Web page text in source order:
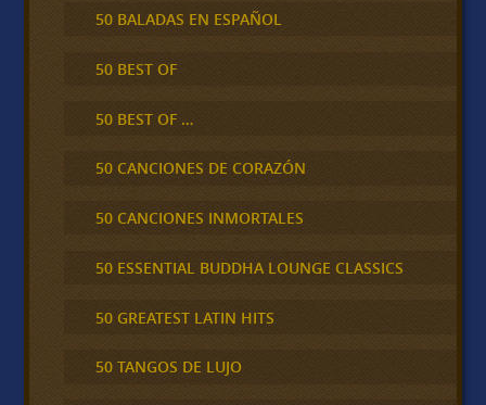
50 BALADAS EN ESPAÑOL
50 BEST OF
50 BEST OF …
50 CANCIONES DE CORAZÓN
50 CANCIONES INMORTALES
50 ESSENTIAL BUDDHA LOUNGE CLASSICS
50 GREATEST LATIN HITS
50 TANGOS DE LUJO